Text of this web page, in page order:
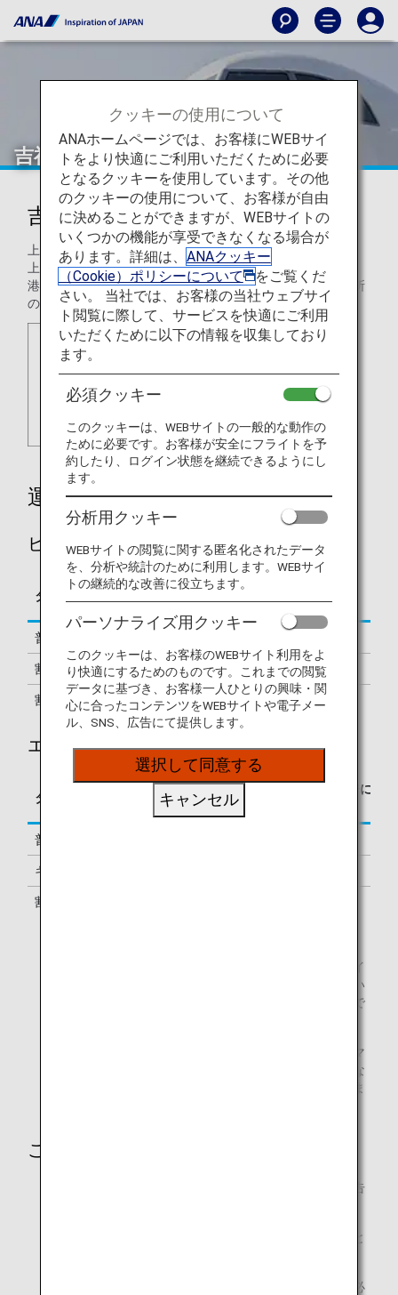
吉祥航空（HO）
吉祥航空（HO）
上海吉祥航空株式会社（吉祥航空）は、上海に本社を置き、
上海虹橋国際空港と上海浦東国際空港をハブに、おもに香
港、マカオ、近隣諸国へ運航しています。現在では、80カ所
の空港を出発する260便のデイリー便を有しております。
運賃別積算率
ビジネスクラス
タイプ
区間基本マイレージに
対する積算率
普通運賃
割引運賃 A, D 125%
割引運賃 R 70%
エコノミークラス
タイプ 予約クラス
区間基本マイレージに
普通運賃
キャリアペックス運賃
割引運賃
吉祥航空（HO）運航で、吉祥航空便名（HO）のフライ
トについて、予約クラスとは、航空券上に記載されてい
る予約上のクラスになります。対象の予約クラス以外で
提携航空会社運航のコードシェア便をご利用の場合、マ
イル積算は、運航会社の予約クラスに基づく積算率にな
り、積算率が異なる場合や、積算されない場合がありま
ご注意
提携航空会社によって、積算率・積算対象クラスが予告
積算率・積算対象クラスは、搭乗日時点のものが適用と
ご利用後、マイル積算が確認されるまで、事後登録に必
クッキーの使用について
ANAホームページでは、お客様にWEBサイ
トをより快適にご利用いただくために必要
となるクッキーを使用しています。その他
のクッキーの使用について、お客様が自由
に決めることができますが、WEBサイトの
いくつかの機能が享受できなくなる場合が
あります。詳細は、 ANAクッキー
（Cookie）ポリシーについて
をご覧くだ
さい。 当社では、お客様の当社ウェブサイ
ト閲覧に際して、サービスを快適にご利用
いただくために以下の情報を収集しており
ます。
必須クッキー
このクッキーは、WEBサイトの一般的な動作の
ために必要です。お客様が安全にフライトを予
約したり、ログイン状態を継続できるようにし
ます。
分析用クッキー
WEBサイトの閲覧に関する匿名化されたデータ
を、分析や統計のために利用します。WEBサイ
トの継続的な改善に役立ちます。
パーソナライズ用クッキー
このクッキーは、お客様のWEBサイト利用をよ
り快適にするためのものです。これまでの閲覧
データに基づき、お客様一人ひとりの興味・関
心に合ったコンテンツをWEBサイトや電子メー
ル、SNS、広告にて提供します。
選択して同意する
キャンセル